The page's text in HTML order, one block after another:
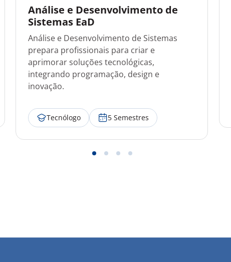
Análise e Desenvolvimento de
Sistemas EaD
Análise e Desenvolvimento de Sistemas
prepara profissionais para criar e
aprimorar soluções tecnológicas,
integrando programação, design e
inovação.
Tecnólogo 5 Semestres
Ver mais detalhes